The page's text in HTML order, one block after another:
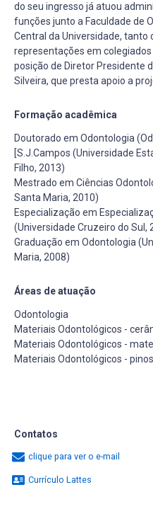
do seu ingresso já atuou
funções junto a Faculdade de
Central da Universidade, tanto
representações em
posição de Diretor Presidente
Silveira, que presta apoio a
Formação acadêmica
Doutorado em Odontologia
[S.J.Campos (Universidade
Filho, 2013)
Mestrado em Ciências
Santa Maria, 2010)
Especialização em
(Universidade Cruzeiro do Sul,
Graduação em Odontologia
Maria, 2008)
Áreas de atuação
Odontologia
Materiais Odontológicos -
Materiais Odontológicos -
Materiais Odontológicos - pinos
Contatos
clique para ver o e-mail
Currículo Lattes